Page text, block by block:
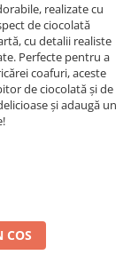
realizate cu
de ciocolată
cu detalii realiste
Perfecte pentru a
coafuri, aceste
de ciocolată și de
și adaugă un
COS